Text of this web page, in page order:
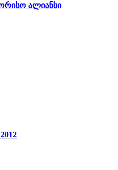
ალიანსი